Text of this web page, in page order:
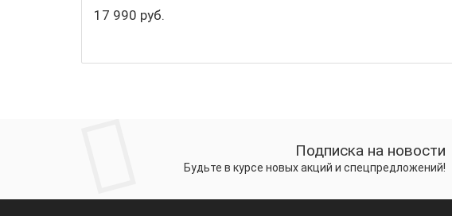
17 990 руб.
Подписка на новости
Будьте в курсе новых акций и спецпредложений!